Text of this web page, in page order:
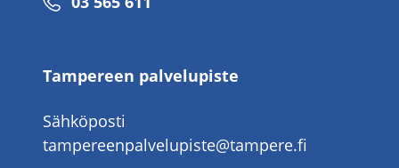
Tampereen palvelupiste
Sähköposti
tampereenpalvelupiste@tampere.fi